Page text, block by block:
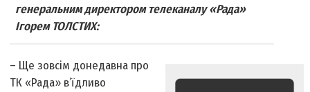
генеральним директором телеканалу «Рада»
Ігорем ТОЛСТИХ:
– Ще зовсім донедавна про
ТК «Рада» в’їдливо